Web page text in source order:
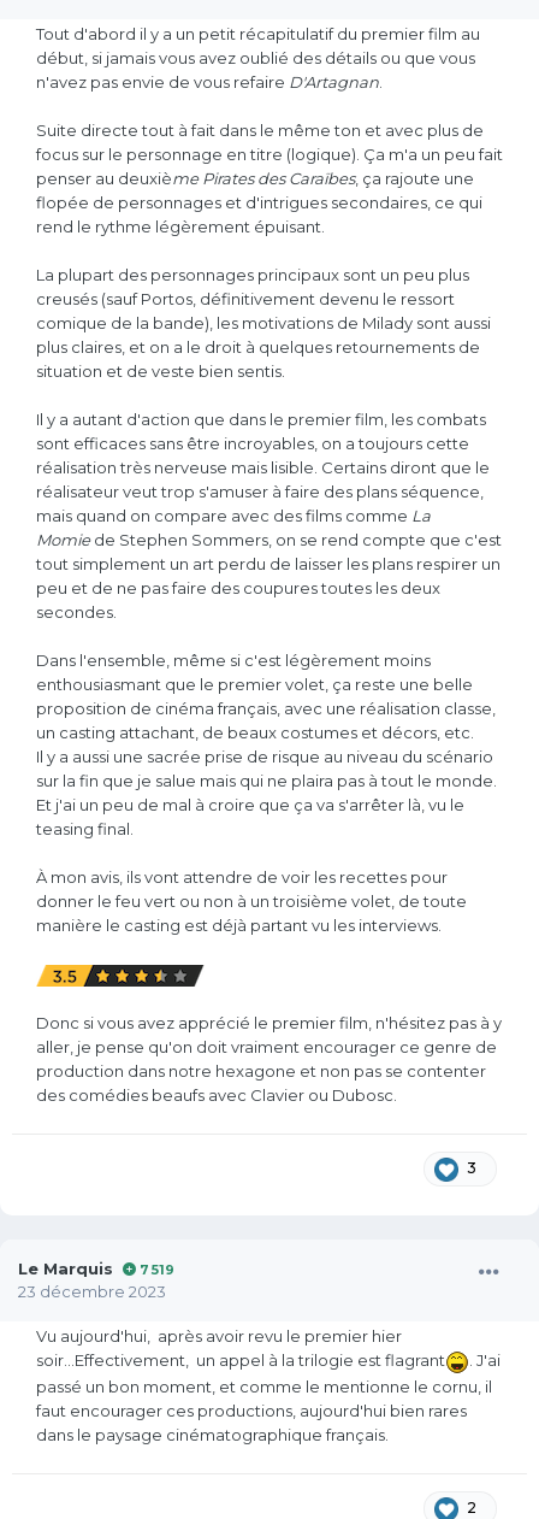
Tout d'abord il y a un petit récapitulatif du premier film au
début, si jamais vous avez oublié des détails ou que vous
n'avez pas envie de vous refaire D'Artagnan
Suite directe tout à fait dans le même ton et avec plus de
focus sur le personnage en titre (logique). Ça m'a un peu fait
penser au deuxième Pirates des Caraïbes, ça rajoute une
flopée de personnages et d'intrigues secondaires, ce qui
rend le rythme légèrement épuisant.
La plupart des personnages principaux sont un peu plus
creusés (sauf Portos, définitivement devenu le ressort
comique de la bande), les motivations de Milady sont aussi
plus claires, et on a le droit à quelques retournements de
situation et de veste bien sentis.
Il y a autant d'action que dans le premier film, les combats
sont efficaces sans être incroyables, on a toujours cette
réalisation très nerveuse mais lisible. Certains diront que le
réalisateur veut trop s'amuser à faire des plans séquence,
mais quand on compare avec des films comme La
Momiede Stephen Sommers, on se rend compte que c'est
tout simplement un art perdu de laisser les plans respirer un
peu et de ne pas faire des coupures toutes les deux
secondes.
Dans l'ensemble, même si c'est légèrement moins
enthousiasmant que le premier volet, ça reste une belle
proposition de cinéma français, avec une réalisation classe,
un casting attachant, de beaux costumes et décors, etc.
Il y a aussi une sacrée prise de risque au niveau du scénario
sur la fin que je salue mais qui ne plaira pas à tout le monde.
Et j'ai un peu de mal à croire que ça va s'arrêter là, vu le
teasing final.
À mon avis, ils vont attendre de voir les recettes pour
donner le feu vert ou non à un troisième volet, de toute
manière le casting est déjà partant vu les interviews.
Donc si vous avez apprécié le premier film, n'hésitez pas à y
aller, je pense qu'on doit vraiment encourager ce genre de
production dans notre hexagone et non pas se contenter
des comédies beaufs avec Clavier ou Dubosc.
3
Le Marquis 7 519
23 décembre 2023
Vu aujourd'hui, après avoir revu le premier hier
soir...Effectivement, un appel à la trilogie est flagrant
. J'ai
passé un bon moment, et comme le mentionne le cornu, il
faut encourager ces productions, aujourd'hui bien rares
dans le paysage cinématographique français.
2